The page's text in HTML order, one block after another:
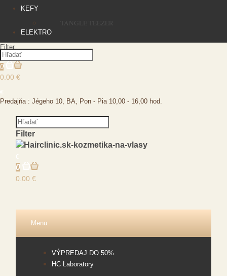
KEFY
TANGLE TEEZER
ELEKTRO
Filter
0
0.00 €
€
Predajňa : Jégeho 10, BA, Pon - Pia 10,00 - 16,00 hod.
Filter
€
0
0.00 €
Menu
VÝPREDAJ DO 50%
HC Laboratory